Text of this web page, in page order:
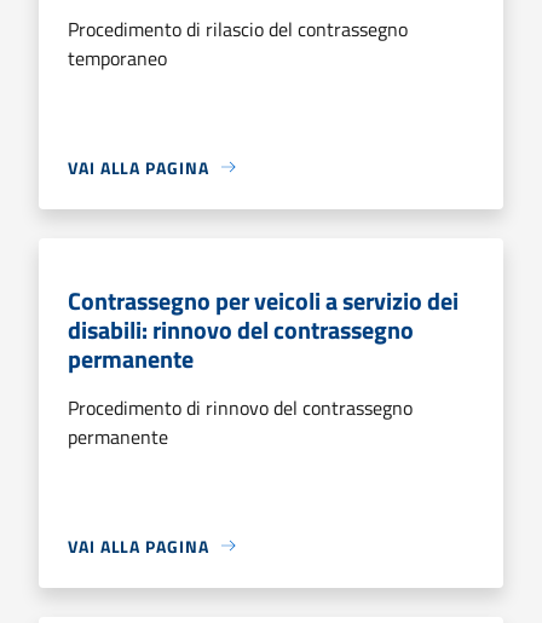
Procedimento di rilascio del contrassegno
temporaneo
VAI ALLA PAGINA
Contrassegno per veicoli a servizio dei
disabili: rinnovo del contrassegno
permanente
Procedimento di rinnovo del contrassegno
permanente
VAI ALLA PAGINA